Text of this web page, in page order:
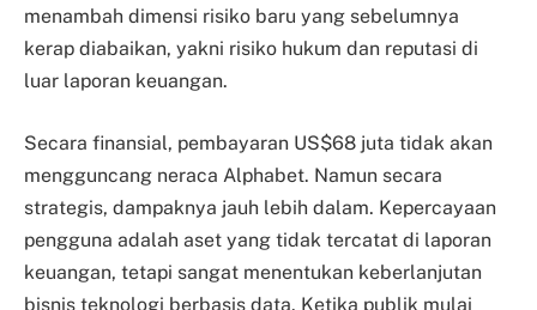
menambah dimensi risiko baru yang sebelumnya
kerap diabaikan, yakni risiko hukum dan reputasi di
luar laporan keuangan.
Secara finansial, pembayaran US$68 juta tidak akan
mengguncang neraca Alphabet. Namun secara
strategis, dampaknya jauh lebih dalam. Kepercayaan
pengguna adalah aset yang tidak tercatat di laporan
keuangan, tetapi sangat menentukan keberlanjutan
bisnis teknologi berbasis data. Ketika publik mulai